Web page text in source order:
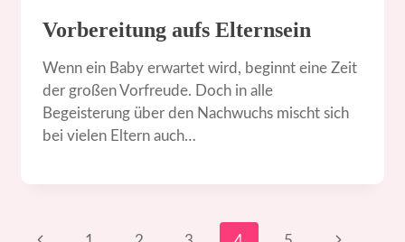
Vorbereitung aufs Elternsein
Wenn ein Baby erwartet wird, beginnt eine Zeit
der großen Vorfreude. Doch in alle
Begeisterung über den Nachwuchs mischt sich
bei vielen Eltern auch…
Seitennavigation